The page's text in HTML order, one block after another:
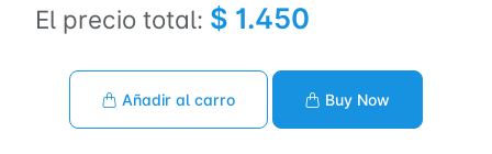
El precio total: $ 1.450
Añadir al carro Buy Now